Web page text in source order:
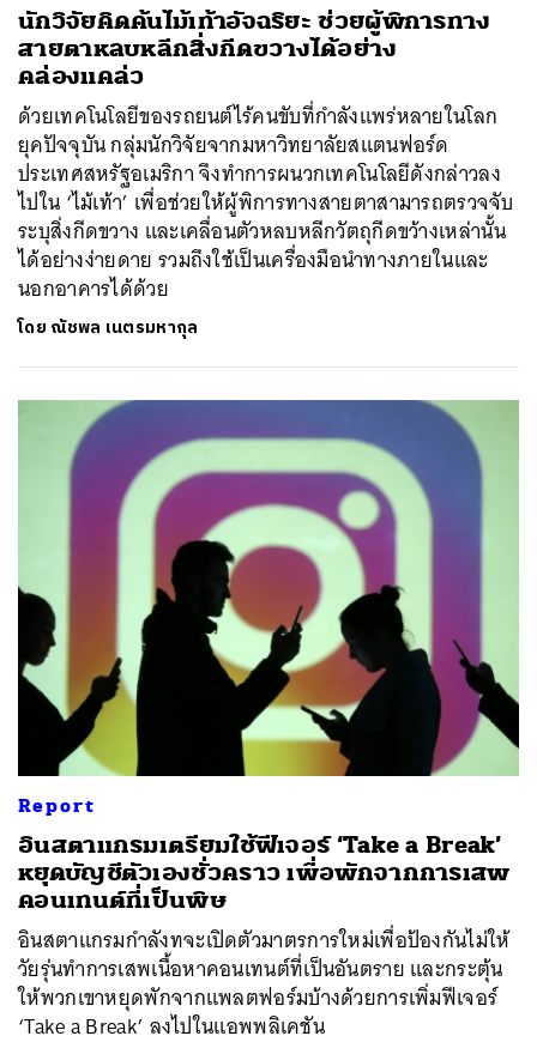
นักวิจัยคิดค้นไม้เท้าอัจฉริยะ ช่วยผู้พิการทาง
สายตาหลบหลีกสิ่งกีดขวางได้อย่าง
คล่องแคล่ว
ด้วยเทคโนโลยีของรถยนต์ไร้คนขับที่กำลังแพร่หลายในโลก
ยุคปัจจุบัน กลุ่มนักวิจัยจากมหาวิทยาลัยสแตนฟอร์ด
ประเทศสหรัฐอเมริกา จึงทำการผนวกเทคโนโลยีดังกล่าวลง
ไปใน ‘ไม้เท้า’ เพื่อช่วยให้ผู้พิการทางสายตาสามารถตรวจจับ
ระบุสิ่งกีดขวาง และเคลื่อนตัวหลบหลีกวัตถุกีดขว้างเหล่านั้น
ได้อย่างง่ายดาย รวมถึงใช้เป็นเครื่องมือนำทางภายในและ
นอกอาคารได้ด้วย
โดย ณัชพล เนตรมหากุล
Report
อินสตาแกรมเตรียมใช้ฟีเจอร์ ‘Take a Break’
หยุดบัญชีตัวเองชั่วคราว เพื่อพักจากการเสพ
คอนเทนต์ที่เป็นพิษ
อินสตาแกรมกำลังทจะเปิดตัวมาตรการใหม่เพื่อป้องกันไม่ให้
วัยรุ่นทำการเสพเนื้อหาคอนเทนต์ที่เป็นอันตราย และกระตุ้น
ให้พวกเขาหยุดพักจากแพลตฟอร์มบ้างด้วยการเพิ่มฟีเจอร์
‘Take a Break’ ลงไปในแอพพลิเคชัน